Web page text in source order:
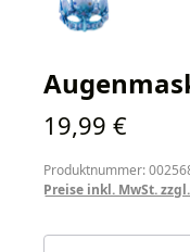
Regulärer Preis:
19,99 €
Produktnummer:
Preise inkl. MwSt.